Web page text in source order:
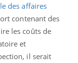
des affaires
contenant des
les coûts de
et
il serait